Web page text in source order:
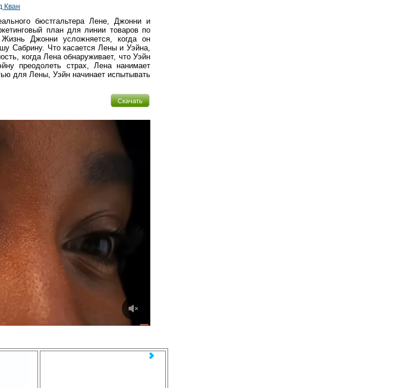
Кван
бюстгальтера Лене, Джонни и
план для линии товаров по
Джонни усложняется, когда он
Сабрину. Что касается Лены и Уэйна,
когда Лена обнаруживает, что Уэйн
преодолеть страх, Лена нанимает
для Лены, Уэйн начинает испытывать
Скачать